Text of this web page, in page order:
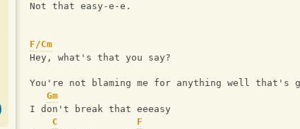
Not that easy-e-e.
F/Cm
Hey, what's that you say?
You're not blaming me for anything well that's
Gm
I don't break that eeeasy
C
F